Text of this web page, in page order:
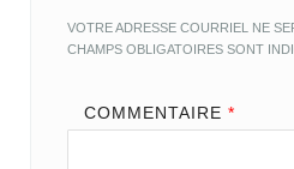
VOTRE ADRESSE COURRIEL NE
CHAMPS OBLIGATOIRES SONT
COMMENTAIRE *